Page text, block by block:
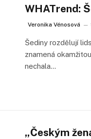
WHATrend:
Veronika Vénosová
Šediny rozdělují
znamená
nechala…
„Českým